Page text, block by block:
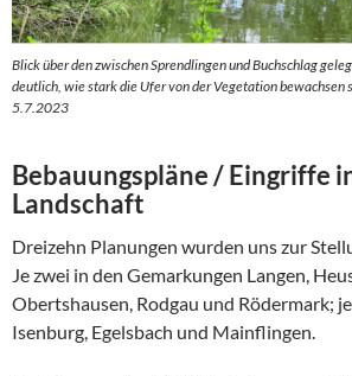
Blick über den zwischen Sprendlingen und Buchschlag
deutlich, wie stark die Ufer von der Vegetation bewachsen
5.7.2023
Bebauungspläne / Eingriffe
Landschaft
Dreizehn Planungen wurden uns zur
Je zwei in den Gemarkungen Langen,
Obertshausen, Rodgau und Rödermark;
Isenburg, Egelsbach und Mainflingen.